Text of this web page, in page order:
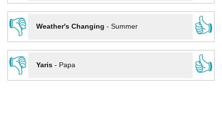
👎
Weather's Changing - Summer
👍
👎
Yaris- Papa 👍